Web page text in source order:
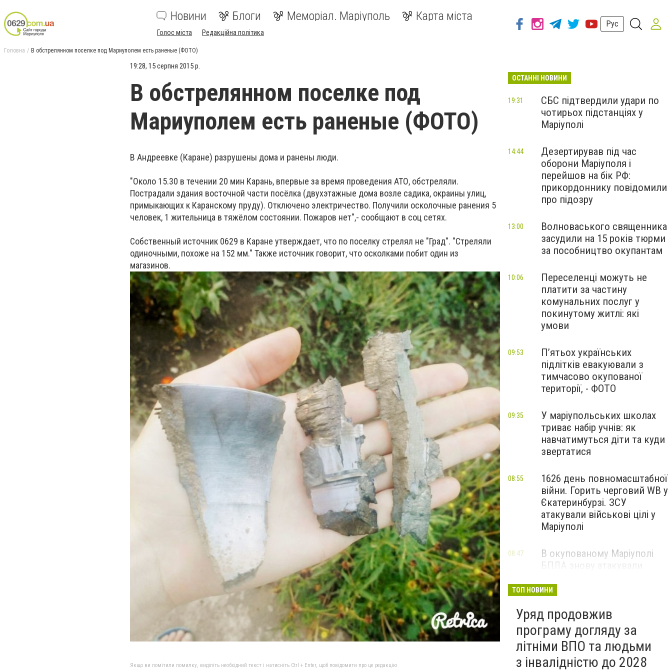
Новини Блоги Меморіал. Маріуполь Карта міста
Голос міста Редакційна політика
Рус
Головна В обстрелянном поселке под Мариуполем есть раненые (ФОТО)
19:28, 15 серпня 2015 р.
В обстрелянном поселке под
Мариуполем есть раненые (ФОТО)
В Андреевке (Каране) разрушены дома и ранены люди.
"Около 15.30 в течении 20 мин Карань, впервые за время проведения АТО, обстреляли.
Пострадали здания восточной части посёлка (двухэтажные дома возле садика, окраины улиц,
примыкающих к Каранскому пруду). Отключено электричество. Получили осколочные ранения 5
человек, 1 жительница в тяжёлом состоянии. Пожаров нет",- сообщают в соц сетях.
Собственный источник 0629 в Каране утверждает, что по поселку стрелял не "Град". "Стреляли
одиночными, похоже на 152 мм." Также источник говорит, что осколками побит один из
магазинов.
Якщо ви помітили помилку, виділіть необхідний текст і натисніть Ctrl + Enter, щоб повідомити про це редакцію
ОСТАННІ НОВИНИ
СБС підтвердили удари по
чотирьох підстанціях у
Маріуполі
19:31
Дезертирував під час
оборони Маріуполя і
перейшов на бік РФ:
прикордоннику повідомили
про підозру
14:44
Волноваського священника
засудили на 15 років тюрми
за пособництво окупантам
13:00
Переселенці можуть не
платити за частину
комунальних послуг у
покинутому житлі: які
умови
10:06
П’ятьох українських
підлітків евакуювали з
тимчасово окупованої
території, - ФОТО
09:53
У маріупольських школах
триває набір учнів: як
навчатимуться діти та куди
звертатися
09:35
1626 день повномасштабної
війни. Горить черговий WB у
Єкатеринбурзі. ЗСУ
атакували військові цілі у
Маріуполі
08:55
В окупованому Маріуполі
БПЛА знову атакували
— ВІДЕО
08:47
ТОП НОВИНИ
Уряд продовжив
програму догляду за
літніми ВПО та людьми
з інвалідністю до 2028